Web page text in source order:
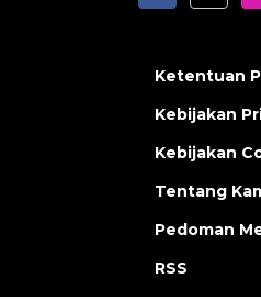
Ketentuan
Kebijakan
Kebijakan
Tentang
Pedoman
RSS